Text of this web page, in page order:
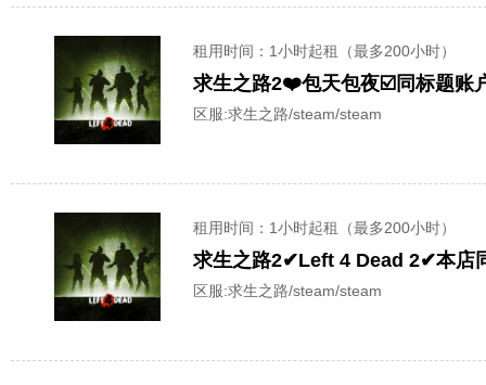
租用时间 ：1小时起租（最多200小时）
求生之路2❤️包天包夜☑️同标题
区服:求生之路/steam/steam
租用时间 ：1小时起租（最多200小时）
求生之路2✔Left 4 Dead 2✔本店
区服:求生之路/steam/steam